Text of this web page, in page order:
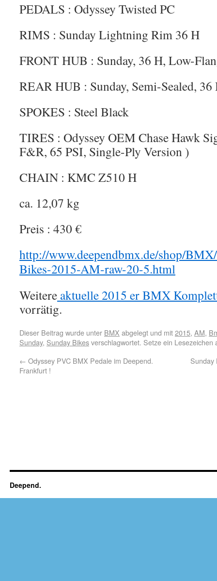
PEDALS : Odyssey Twisted PC
RIMS : Sunday Lightning Rim 36 H
FRONT HUB : Sunday, 36 H, Low-
REAR HUB : Sunday, Semi-Sealed, 36
SPOKES : Steel Black
TIRES : Odyssey OEM Chase Hawk
F&R, 65 PSI, Single-Ply Version )
CHAIN : KMC Z510 H
ca. 12,07 kg
Preis : 430 €
http://www.deependbmx.de/shop/
Bikes-2015-AM-raw-20-5.html
Weitere aktuelle 2015 er BMX
vorrätig.
Dieser Beitrag wurde unter BMX abgelegt und mit2015, AM,
Sunday, Sunday Bikesverschlagwortet. Setze ein
← Odyssey PVC BMX Pedale im Deepend.
Frankfurt !
Sunday
Deepend.